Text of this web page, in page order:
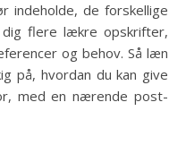
indeholde, de forskellige
flere lækre opskrifter,
og behov. Så læn
på, hvordan du kan give
med en nærende post-